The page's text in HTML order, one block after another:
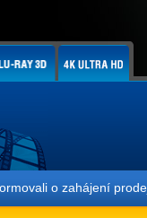
o zahájení